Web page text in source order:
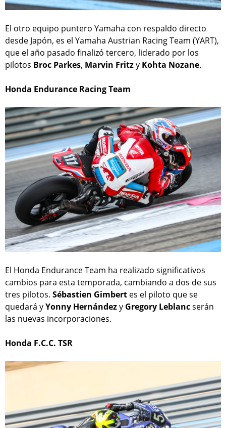
El otro equipo puntero Yamaha con respaldo directo
desde Japón, es el Yamaha Austrian Racing Team (YART),
que el año pasado finalizó tercero, liderado por los
pilotos Broc Parkes, Marvin Fritzy Kohta Nozane.
Honda Endurance Racing Team
El Honda Endurance Team ha realizado significativos
cambios para esta temporada, cambiando a dos de sus
tres pilotos. Sébastien Gimbert es el piloto que se
quedará yYonny Hernándezy Gregory Leblancserán
las nuevas incorporaciones.
Honda F.C.C. TSR